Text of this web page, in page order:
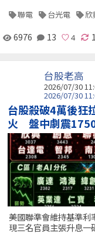
聯電 台光電 欣
6976 13 1
台股老高
2026/07/30
2026/07/30
台股殺破4萬後狂
火 盤中劇震
美國聯準會維持基準
現三名官員主張升息一